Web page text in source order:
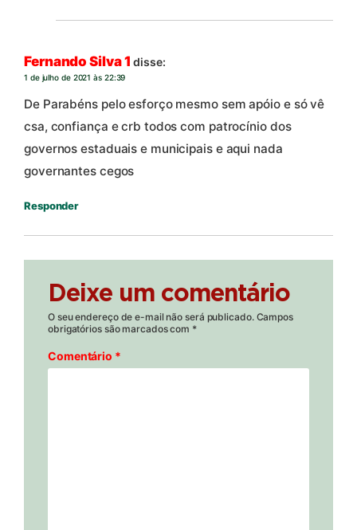
Fernando Silva 1 disse:
1 de julho de 2021 às 22:39
De Parabéns pelo esforço mesmo sem apóio e só vê
csa, confiança e crb todos com patrocínio dos
governos estaduais e municipais e aqui nada
governantes cegos
Responder
Deixe um comentário
O seu endereço de e-mail não será publicado. Campos
obrigatórios são marcados com *
Comentário *